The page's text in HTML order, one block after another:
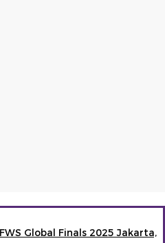
Global Finals 2025 Jakarta,